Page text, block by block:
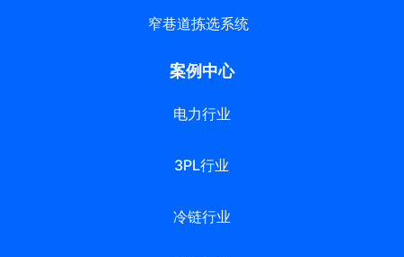
窄巷道拣选系统
案例中心
电力行业
3PL行业
冷链行业